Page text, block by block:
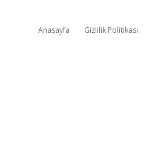
Anasayfa Gizlilik Politikası